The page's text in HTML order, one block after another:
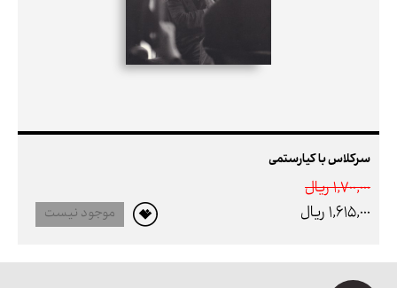
سرکلاس با کیارستمی
1,700,000 ريال
1,615,000 ريال
موجود نیست